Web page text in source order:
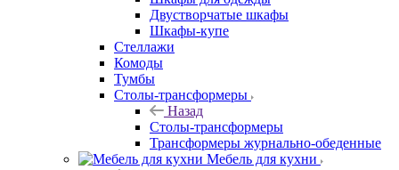
Двустворчатые шкафы
Шкафы-купе
Стеллажи
Комоды
Тумбы
Столы-трансформеры
Назад
Столы-трансформеры
Трансформеры журнально-обеденные
Мебель для кухни